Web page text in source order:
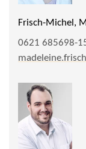
Frisch-Michel,
0621 685698-